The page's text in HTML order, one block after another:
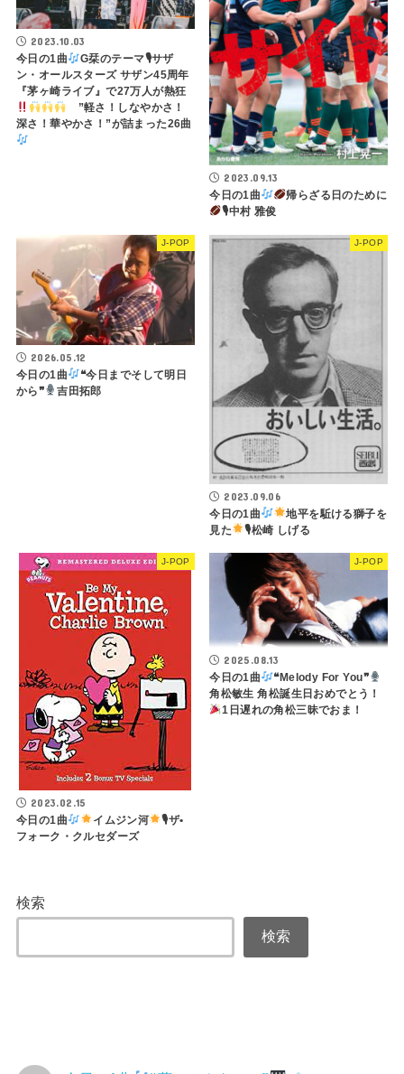
2023.10.03
今日の1曲
G栞のテーマ🎙サザ
ン・オールスターズ サザン45周年
『茅ヶ崎ライブ』で27万人が熱狂
”軽さ！しなやかさ！
深さ！華やかさ！”が詰まった26曲
2023.09.13
今日の1曲
帰らざる日のために
🎙中村 雅俊
J-POP
2026.05.12
今日の1曲
❝今日までそして明日
から❞
吉田拓郎
J-POP
2023.09.06
今日の1曲
地平を駈ける獅子を
見た
🎙松崎 しげる
J-POP
2023.02.15
今日の1曲 イムジン河
🎙ザ•
フォーク・クルセダーズ
J-POP
2025.08.13
今日の1曲
❝Melody For You❞
角松敏生 角松誕生日おめでとう！
1日遅れの角松三昧でおま！
検索
検索